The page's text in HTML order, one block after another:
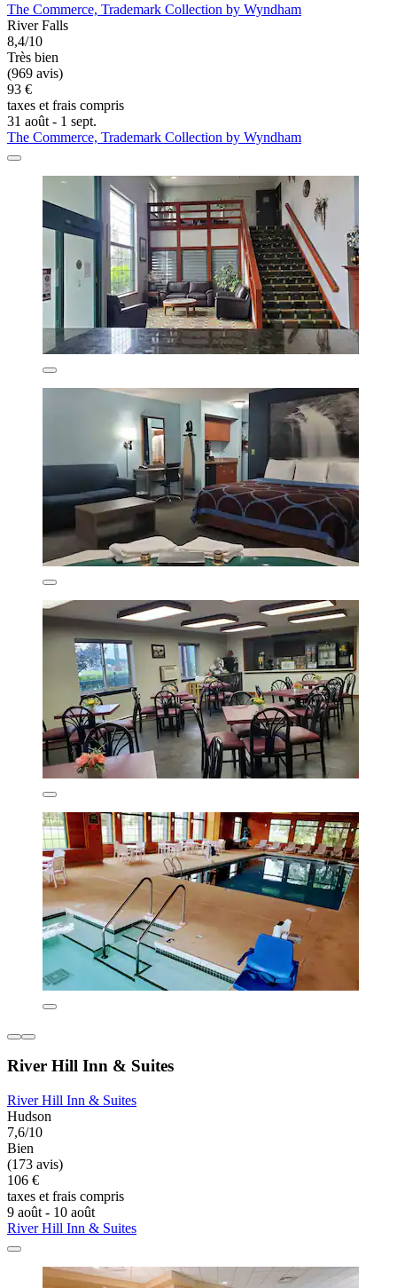
The Commerce, Trademark Collection by Wyndham
River Falls
8,4/10
Très bien
(969 avis)
93 €
taxes et frais compris
31 août - 1 sept.
The Commerce, Trademark Collection by Wyndham
River Hill Inn & Suites
River Hill Inn & Suites
Hudson
7,6/10
Bien
(173 avis)
106 €
taxes et frais compris
9 août - 10 août
River Hill Inn & Suites